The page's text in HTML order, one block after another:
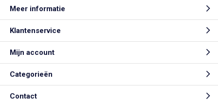
Meer informatie
Klantenservice
Mijn account
Categorieën
Contact